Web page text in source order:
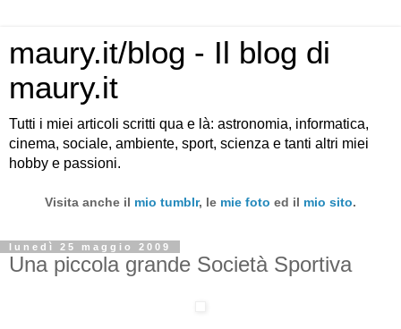
maury.it/blog - Il blog di
maury.it
Tutti i miei articoli scritti qua e là: astronomia, informatica,
cinema, sociale, ambiente, sport, scienza e tanti altri miei
hobby e passioni.
Visita anche il mio tumblr, le mie foto ed il mio sito.
lunedì 25 maggio 2009
Una piccola grande Società Sportiva